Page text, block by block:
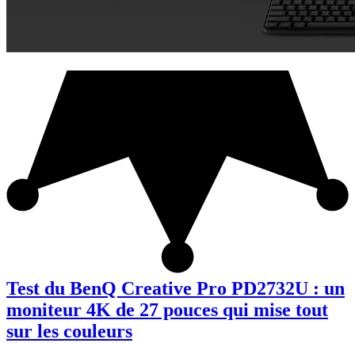
Test du BenQ Creative Pro PD2732U : un
moniteur 4K de 27 pouces qui mise tout
sur les couleurs